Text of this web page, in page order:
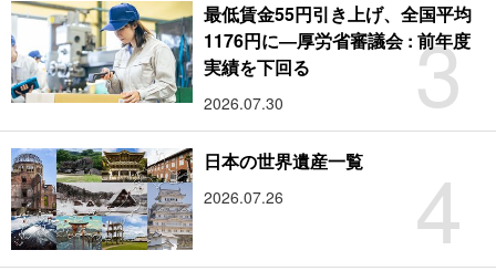
3
最低賃金55円引き上げ、全国平均
1176円に―厚労省審議会 : 前年度
実績を下回る
2026.07.30
4
日本の世界遺産一覧
2026.07.26